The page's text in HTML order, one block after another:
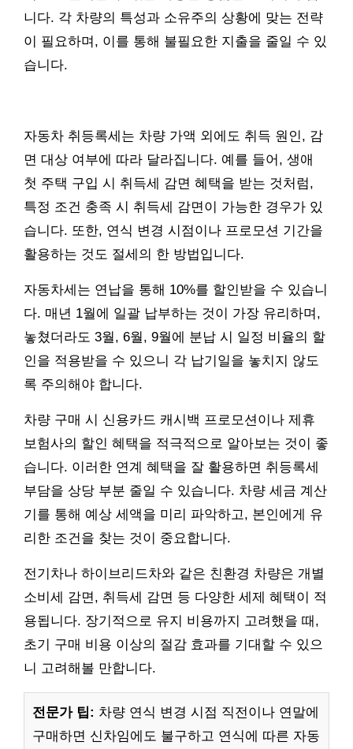
니다. 각 차량의 특성과 소유주의 상황에 맞는 전략
이 필요하며, 이를 통해 불필요한 지출을 줄일 수 있
습니다.
자동차 취등록세는 차량 가액 외에도 취득 원인, 감
면 대상 여부에 따라 달라집니다. 예를 들어, 생애
첫 주택 구입 시 취득세 감면 혜택을 받는 것처럼,
특정 조건 충족 시 취득세 감면이 가능한 경우가 있
습니다. 또한, 연식 변경 시점이나 프로모션 기간을
활용하는 것도 절세의 한 방법입니다.
자동차세는 연납을 통해 10%를 할인받을 수 있습니
다. 매년 1월에 일괄 납부하는 것이 가장 유리하며,
놓쳤더라도 3월, 6월, 9월에 분납 시 일정 비율의 할
인을 적용받을 수 있으니 각 납기일을 놓치지 않도
록 주의해야 합니다.
차량 구매 시 신용카드 캐시백 프로모션이나 제휴
보험사의 할인 혜택을 적극적으로 알아보는 것이 좋
습니다. 이러한 연계 혜택을 잘 활용하면 취등록세
부담을 상당 부분 줄일 수 있습니다. 차량 세금 계산
기를 통해 예상 세액을 미리 파악하고, 본인에게 유
리한 조건을 찾는 것이 중요합니다.
전기차나 하이브리드차와 같은 친환경 차량은 개별
소비세 감면, 취득세 감면 등 다양한 세제 혜택이 적
용됩니다. 장기적으로 유지 비용까지 고려했을 때,
초기 구매 비용 이상의 절감 효과를 기대할 수 있으
니 고려해볼 만합니다.
전문가 팁: 차량 연식 변경 시점 직전이나 연말에
구매하면 신차임에도 불구하고 연식에 따른 자동